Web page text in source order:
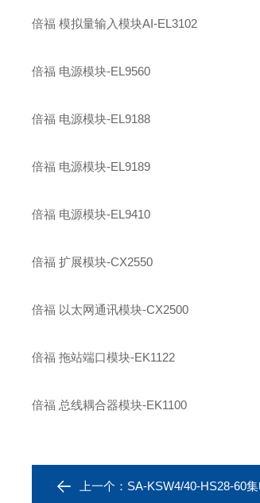
倍福 模拟量输入模块AI-EL3102
倍福 电源模块-EL9560
倍福 电源模块-EL9188
倍福 电源模块-EL9189
倍福 电源模块-EL9410
倍福 扩展模块-CX2550
倍福 以太网通讯模块-CX2500
倍福 拖站端口模块-EK1122
倍福 总线耦合器模块-EK1100
上一个： SA-KSW4/40-HS28-60